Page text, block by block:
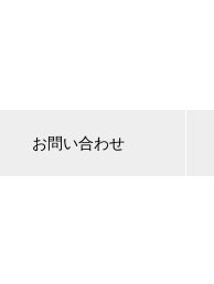
お問い合わせ